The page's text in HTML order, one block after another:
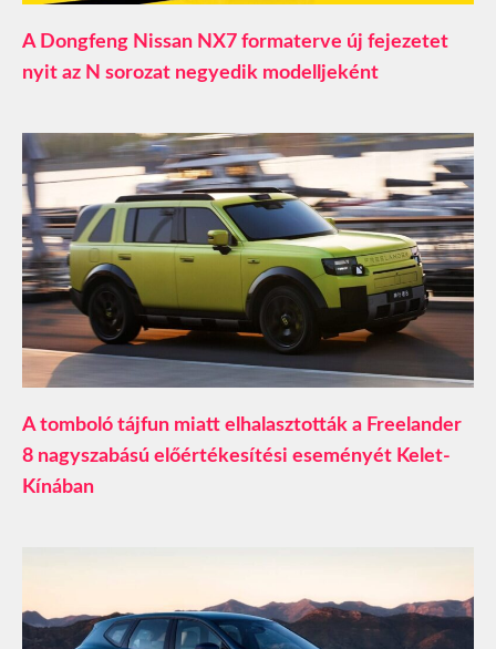
A Dongfeng Nissan NX7 formaterve új fejezetet
nyit az N sorozat negyedik modelljeként
A tomboló tájfun miatt elhalasztották a Freelander
8 nagyszabású előértékesítési eseményét Kelet-
Kínában